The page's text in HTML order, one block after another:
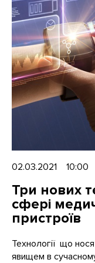
02.03.2021 10:00
Три нових
сфері
пристроїв
Технології що
явищем в